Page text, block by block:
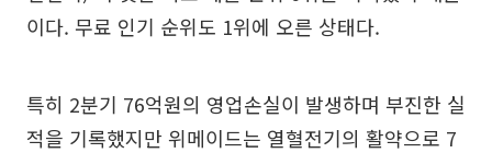
이다. 무료 인기 순위도 1위에 오른 상태다.
특히 2분기 76억원의 영업손실이 발생하며 부진한 실
적을 기록했지만 위메이드는 열혈전기의 활약으로 7